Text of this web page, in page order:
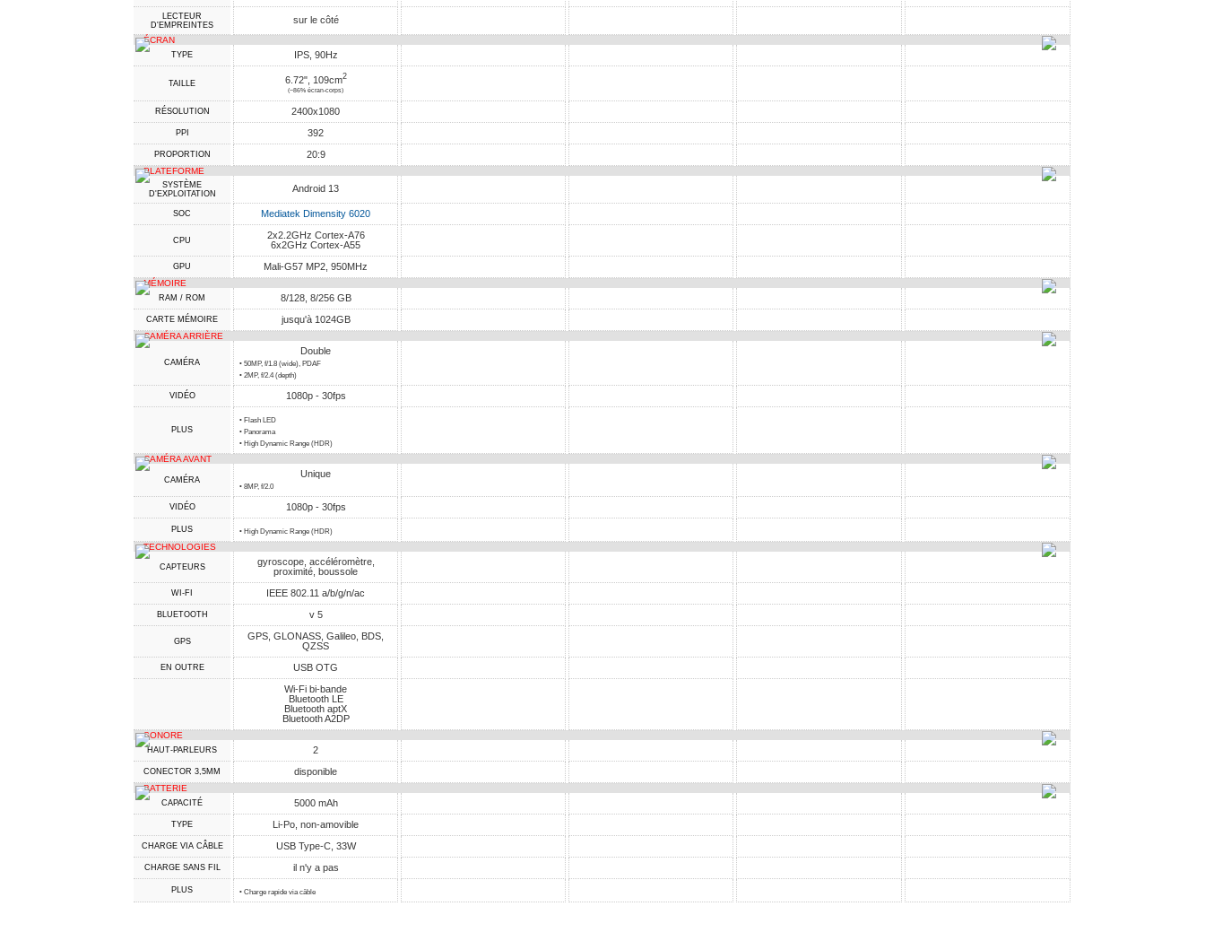
LECTEUR
D'EMPREINTES
sur le côté
ÉCRAN
TYPE IPS, 90Hz
TAILLE 6.72", 109cm2
(~86% écran-corps)
RÉSOLUTION 2400x1080
PPI 392
PROPORTION 20:9
PLATEFORME
SYSTÈME
D'EXPLOITATION
Android 13
SOC Mediatek Dimensity 6020
CPU
2x2.2GHz Cortex-A76
6x2GHz Cortex-A55
GPU Mali-G57 MP2, 950MHz
MÉMOIRE
RAM / ROM 8/128, 8/256 GB
CARTE MÉMOIRE jusqu'à 1024GB
CAMÉRA ARRIÈRE
CAMÉRA
Double
• 50MP, f/1.8 (wide), PDAF
• 2MP, f/2.4 (depth)
VIDÉO 1080p - 30fps
PLUS
• Flash LED
• Panorama
• High Dynamic Range (HDR)
CAMÉRA AVANT
CAMÉRA
Unique
• 8MP, f/2.0
VIDÉO 1080p - 30fps
PLUS • High Dynamic Range (HDR)
TECHNOLOGIES
CAPTEURS
gyroscope, accéléromètre,
proximité, boussole
WI-FI IEEE 802.11 a/b/g/n/ac
BLUETOOTH v 5
GPS
GPS, GLONASS, Galileo, BDS,
QZSS
EN OUTRE
USB OTG
Wi-Fi bi-bande
Bluetooth LE
Bluetooth aptX
Bluetooth A2DP
SONORE
HAUT-PARLEURS 2
CONECTOR 3,5MM disponible
BATTERIE
CAPACITÉ 5000 mAh
TYPE Li-Po, non-amovible
CHARGE VIA CÂBLE USB Type-C, 33W
CHARGE SANS FIL il n'y a pas
PLUS • Charge rapide via câble